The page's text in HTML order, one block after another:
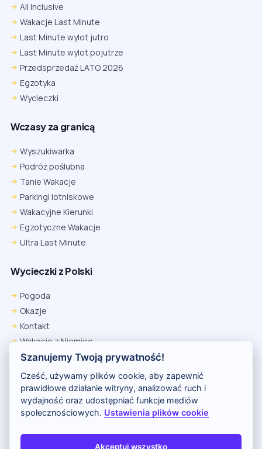
All Inclusive
Wakacje Last Minute
Last Minute wylot jutro
Last Minute wylot pojutrze
Przedsprzedaż LATO 2026
Egzotyka
Wycieczki
Wczasy za granicą
Wyszukiwarka
Podróż poślubna
Tanie Wakacje
Parkingi lotniskowe
Wakacyjne Kierunki
Egzotyczne Wakacje
Ultra Last Minute
Wycieczki z Polski
Pogoda
Okazje
Kontakt
Wakacje z Niemiec
Polityka Prywatności
Wakacje w Egipcie
Rankingi hoteli
Kontakt i reklama
Polityka prywatności
Szanujemy Twoją prywatność!
Cześć, używamy plików cookie, aby zapewnić
prawidłowe działanie witryny, analizować ruch i
wydajność oraz udostępniać funkcje mediów
społecznościowych. Ustawienia plików cookie
Akceptuj wszystko